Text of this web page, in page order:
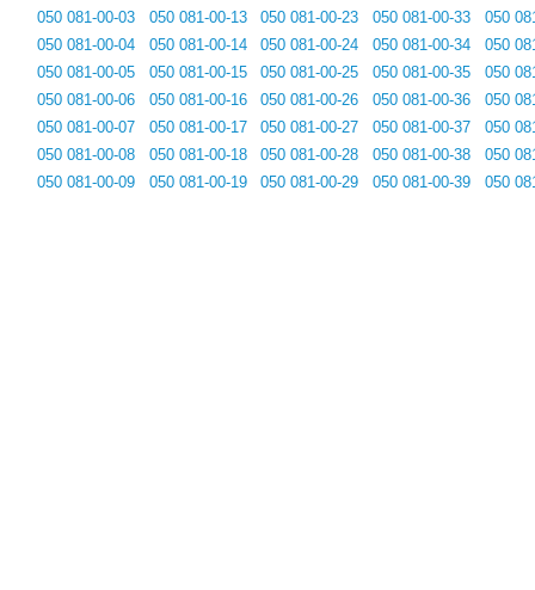
050 081-00-03
050 081-00-04
050 081-00-05
050 081-00-06
050 081-00-07
050 081-00-08
050 081-00-09
050 081-00-13
050 081-00-14
050 081-00-15
050 081-00-16
050 081-00-17
050 081-00-18
050 081-00-19
050 081-00-23
050 081-00-24
050 081-00-25
050 081-00-26
050 081-00-27
050 081-00-28
050 081-00-29
050 081-00-33
050 081-00-34
050 081-00-35
050 081-00-36
050 081-00-37
050 081-00-38
050 081-00-39
050
050
050
050
050
050
050